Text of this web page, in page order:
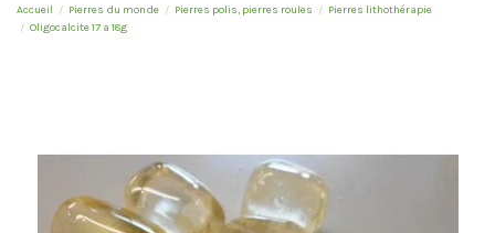
Accueil Pierres du monde Pierres polis, pierres roules
Pierres lithothérapie
Oligocalcite 17 a 18g